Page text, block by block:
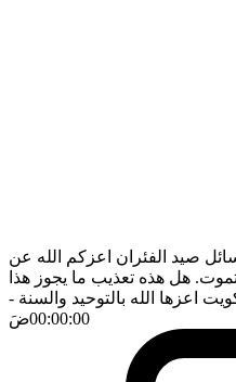
صيد الفئران اعزكم الله عن
هل هذه تعذيب ما يجوز هذا
اعزها الله بالتوحيد والسنة -
00:00:00ضَ